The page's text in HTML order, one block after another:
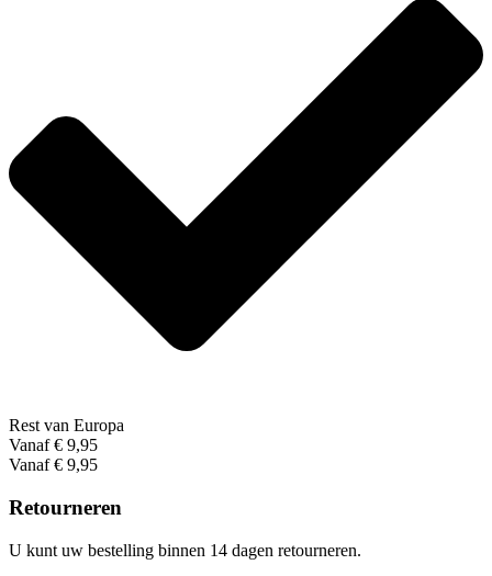
Rest van Europa
Vanaf € 9,95
Vanaf € 9,95
Retourneren
U kunt uw bestelling binnen 14 dagen retourneren.